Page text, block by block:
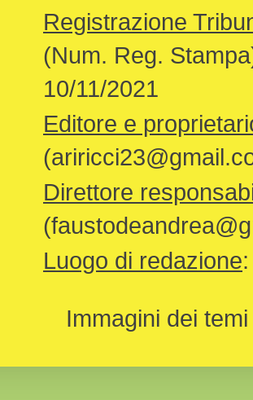
Registrazione
(Num. Reg.
10/11/2021
Editore e
Direttore
Luogo di redazione
Immagini dei